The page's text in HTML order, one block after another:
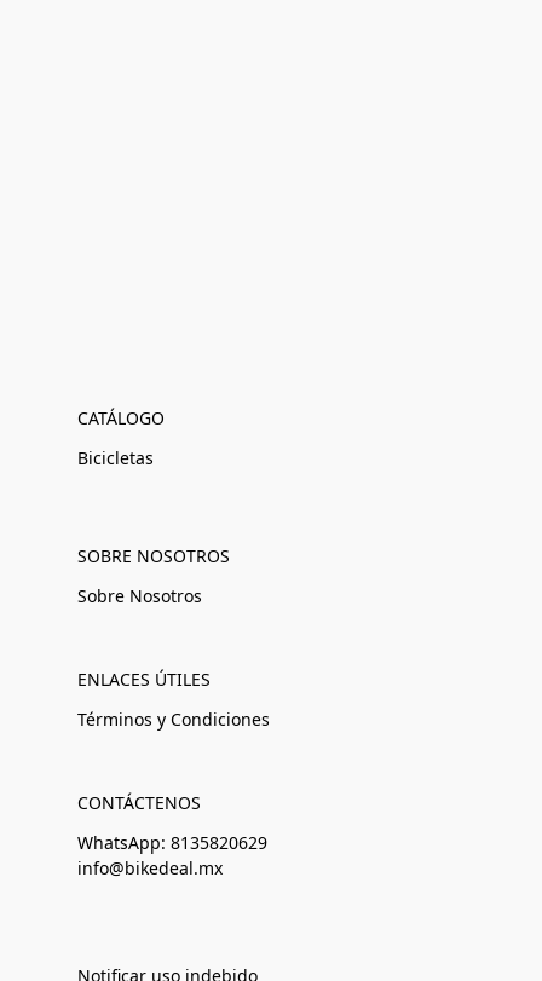
CATÁLOGO
Bicicletas
SOBRE NOSOTROS
Sobre Nosotros
ENLACES ÚTILES
Términos y Condiciones
CONTÁCTENOS
WhatsApp: 8135820629
info@bikedeal.mx
Notificar uso indebido